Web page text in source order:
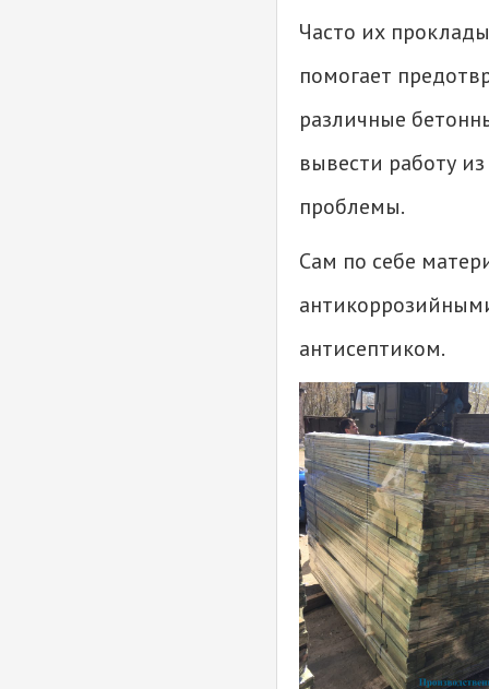
Часто их
помогает
различные
вывести работу
проблемы.
Сам по себе
антисептиком.